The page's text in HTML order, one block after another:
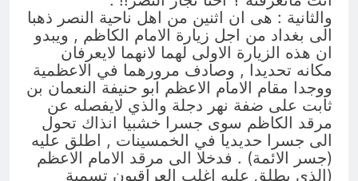
والثانية : هى ان اثنين من اهل ناحية النصر ذهبا
الى بغداد من اجل زيارة الامام الكاظم , ويبدو
ان هذه الزيارة الاولى لهما لانهما لايعرفان
مكانه تحديدا , وصادف مرورهما في الاعظمية
ووجدا مقام الامام الاعظم ابو حنيفة النعمان بن
ثابت على ضفة نهر دجلة والذي لايفصله عن
مرقد الكاظم سوى جسرا خشبيا انذاك تحول
الى جسرا حديديا في الخمسينات , اطلق عليه
(جسر الائمة) . فدخلا الى مرقد الامام الاعظم
(الذي يطلق عليه اغلب العراقيون تسمية